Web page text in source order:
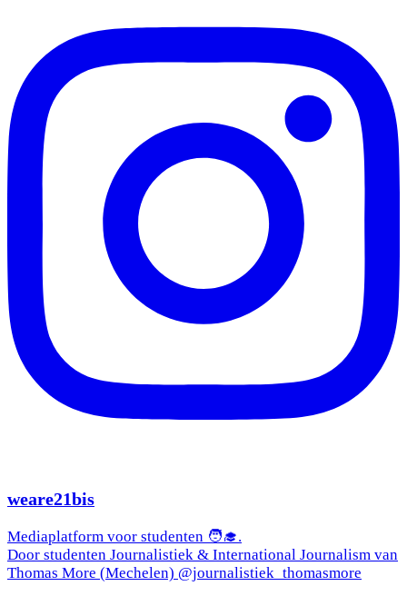
weare21bis
Mediaplatform voor studenten 🧑‍🎓.
Door studenten Journalistiek & International Journalism van
Thomas More (Mechelen) @journalistiek_thomasmore